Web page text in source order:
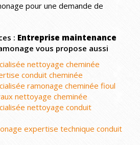
pour une demande de
: Entreprise maintenance
vous propose aussi
nettoyage cheminée
conduit cheminée
ramonage cheminée fioul
nettoyage cheminée
nettoyage conduit
expertise technique conduit